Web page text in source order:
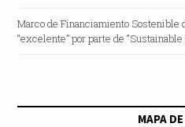
Marco de Financiamiento Sostenible
“excelente” por parte de “Sustainable
MAPA